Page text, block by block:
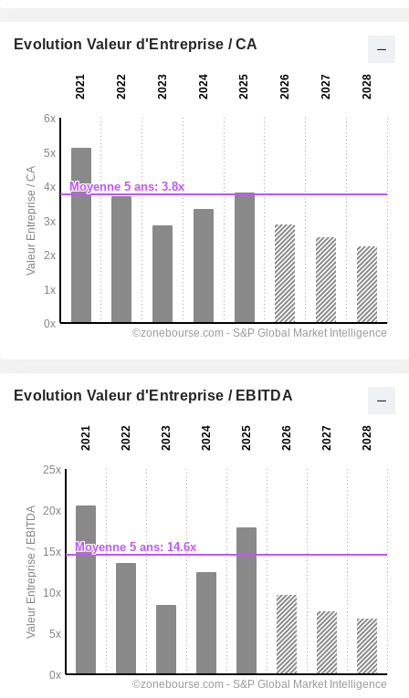
Evolution Valeur d'Entreprise / CA
Evolution Valeur d'Entreprise / EBITDA